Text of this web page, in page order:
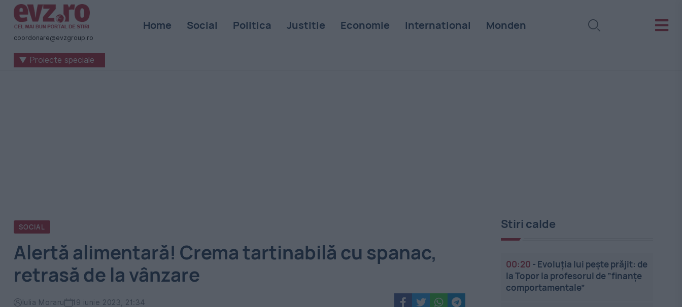
Știri
naționale
internaționale
coordonare@evzgroup.ro
Home Social Politica Justitie Economie International Monden
▼ Proiecte speciale
SOCIAL
Alertă alimentară! Crema tartinabilă cu spanac,
retrasă de la vânzare
Iulia Moraru 19 iunie 2023, 21:34
Stiri calde
00:20 - Evoluția lui pește prăjit: de
la Topor la profesorul de ”finanțe
comportamentale”